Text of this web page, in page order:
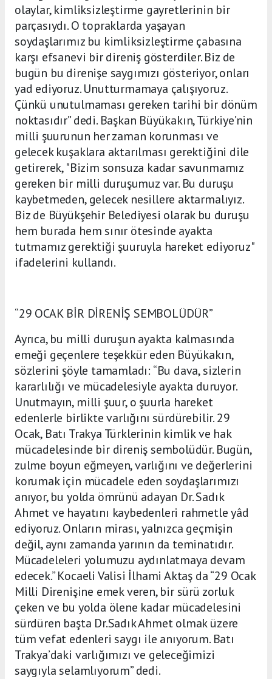
olaylar, kimliksizleştirme gayretlerinin bir
parçasıydı. O topraklarda yaşayan
soydaşlarımız bu kimliksizleştirme çabasına
karşı efsanevi bir direniş gösterdiler. Biz de
bugün bu direnişe saygımızı gösteriyor, onları
yad ediyoruz. Unutturmamaya çalışıyoruz.
Çünkü unutulmaması gereken tarihi bir dönüm
noktasıdır” dedi. Başkan Büyükakın, Türkiye’nin
milli şuurunun her zaman korunması ve
gelecek kuşaklara aktarılması gerektiğini dile
getirerek, "Bizim sonsuza kadar savunmamız
gereken bir milli duruşumuz var. Bu duruşu
kaybetmeden, gelecek nesillere aktarmalıyız.
Biz de Büyükşehir Belediyesi olarak bu duruşu
hem burada hem sınır ötesinde ayakta
tutmamız gerektiği şuuruyla hareket ediyoruz"
ifadelerini kullandı.
“29 OCAK BİR DİRENİŞ SEMBOLÜDÜR”
Ayrıca, bu milli duruşun ayakta kalmasında
emeği geçenlere teşekkür eden Büyükakın,
sözlerini şöyle tamamladı: “Bu dava, sizlerin
kararlılığı ve mücadelesiyle ayakta duruyor.
Unutmayın, milli şuur, o şuurla hareket
edenlerle birlikte varlığını sürdürebilir. 29
Ocak, Batı Trakya Türklerinin kimlik ve hak
mücadelesinde bir direniş sembolüdür. Bugün,
zulme boyun eğmeyen, varlığını ve değerlerini
korumak için mücadele eden soydaşlarımızı
anıyor, bu yolda ömrünü adayan Dr. Sadık
Ahmet ve hayatını kaybedenleri rahmetle yâd
ediyoruz. Onların mirası, yalnızca geçmişin
değil, aynı zamanda yarının da teminatıdır.
Mücadeleleri yolumuzu aydınlatmaya devam
edecek.” Kocaeli Valisi İlhami Aktaş da “29 Ocak
Milli Direnişine emek veren, bir sürü zorluk
çeken ve bu yolda ölene kadar mücadelesini
sürdüren başta Dr.Sadık Ahmet olmak üzere
tüm vefat edenleri saygı ile anıyorum. Batı
Trakya’daki varlığımızı ve geleceğimizi
saygıyla selamlıyorum” dedi.